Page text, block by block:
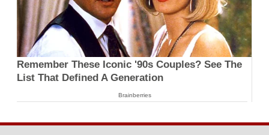
Remember These Iconic '90s Couples? See The
List That Defined A Generation
Brainberries